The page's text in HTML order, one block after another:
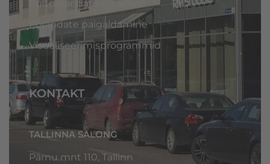
Puitpõrandate õlitamine
Põrandate paigaldamine
Visualiseerimisprogrammid
KONTAKT
TALLINNA SALONG
Pärnu mnt 110, Tallinn